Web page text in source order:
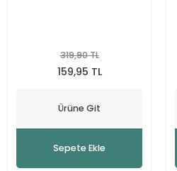
319,90 TL
159,95 TL
Ürüne Git
Sepete Ekle